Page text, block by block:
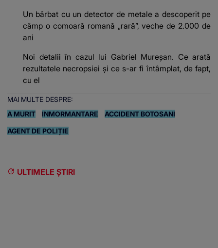
Un bărbat cu un detector de metale a descoperit pe
câmp o comoară romană „rară”, veche de 2.000 de
ani
Noi detalii în cazul lui Gabriel Mureșan. Ce arată
rezultatele necropsiei și ce s-ar fi întâmplat, de fapt,
cu el
MAI MULTE DESPRE:
A MURIT
INMORMANTARE ACCIDENT BOTOSANI
AGENT DE POLIȚIE
ULTIMELE ȘTIRI